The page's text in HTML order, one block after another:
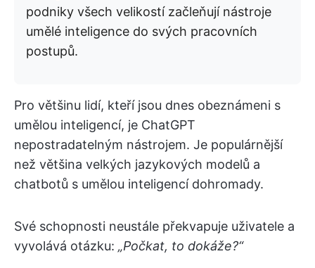
podniky všech velikostí začleňují nástroje
umělé inteligence do svých pracovních
postupů.
Pro většinu lidí, kteří jsou dnes obeznámeni s
umělou inteligencí, je ChatGPT
nepostradatelným nástrojem. Je populárnější
než většina velkých jazykových modelů a
chatbotů s umělou inteligencí dohromady.
Své schopnosti neustále překvapuje uživatele a
vyvolává otázku: „Počkat, to dokáže?“